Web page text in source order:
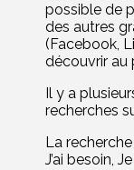
possible de
des autres
(Facebook,
découvrir au
Il y a
recherches
La
J’ai besoin,